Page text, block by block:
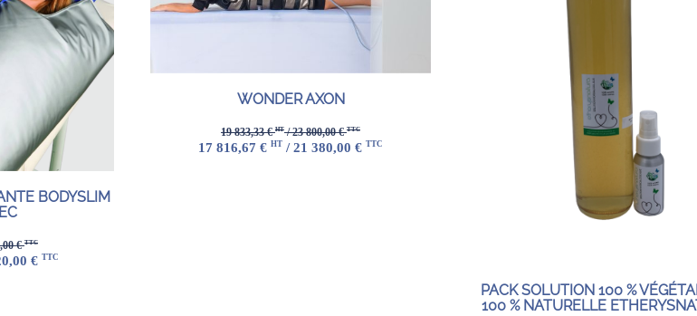
BODYSLIM
€TTC
€ TTC
WONDER AXON
19 833,33 €HT/ 23 800,00 €TTC
17 816,67 € HT / 21 380,00 € TTC
PACK SOLUTION 100 %
100 % NATURELLE